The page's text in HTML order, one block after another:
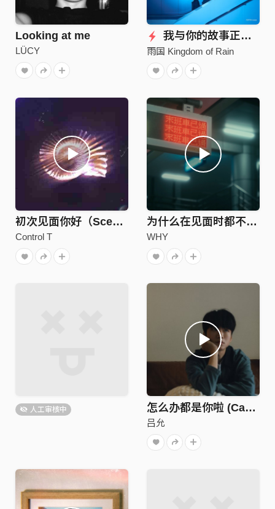
Looking at me
LÜCY
我与你的故事正在走
雨国 Kingdom of Rain
初次见面你好（Scene One）
Control T
为什么在见面时都不说 (Demo)
WHY
人工审核中 怎么办都是你啦 (Can’t help it’s you)
吕允